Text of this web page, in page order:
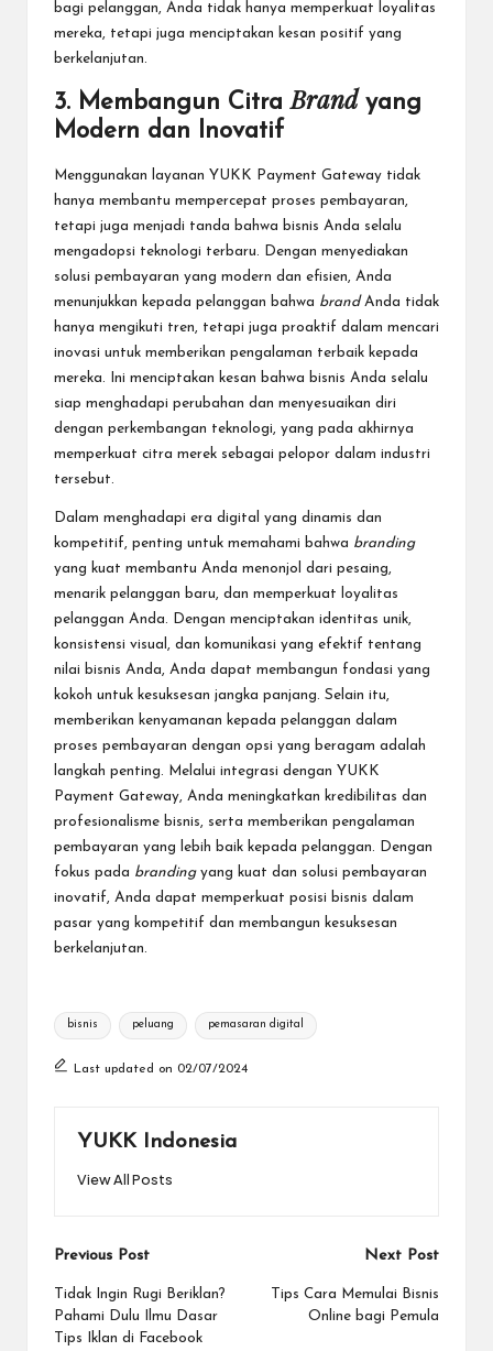
bagi pelanggan, Anda tidak hanya memperkuat loyalitas
mereka, tetapi juga menciptakan kesan positif yang
berkelanjutan.
3. Membangun CitraBrand yang
Modern dan Inovatif
Menggunakan layanan YUKK Payment Gateway tidak
hanya membantu mempercepat proses pembayaran,
tetapi juga menjadi tanda bahwa bisnis Anda selalu
mengadopsi teknologi terbaru. Dengan menyediakan
solusi pembayaran yang modern dan efisien, Anda
menunjukkan kepada pelanggan bahwa brandAnda tidak
hanya mengikuti tren, tetapi juga proaktif dalam mencari
inovasi untuk memberikan pengalaman terbaik kepada
mereka. Ini menciptakan kesan bahwa bisnis Anda selalu
siap menghadapi perubahan dan menyesuaikan diri
dengan perkembangan teknologi, yang pada akhirnya
memperkuat citra merek sebagai pelopor dalam industri
tersebut.
Dalam menghadapi era digital yang dinamis dan
kompetitif, penting untuk memahami bahwa branding
yang kuat membantu Anda menonjol dari pesaing,
menarik pelanggan baru, dan memperkuat loyalitas
pelanggan Anda. Dengan menciptakan identitas unik,
konsistensi visual, dan komunikasi yang efektif tentang
nilai bisnis Anda, Anda dapat membangun fondasi yang
kokoh untuk kesuksesan jangka panjang. Selain itu,
memberikan kenyamanan kepada pelanggan dalam
proses pembayaran dengan opsi yang beragam adalah
langkah penting. Melalui integrasi dengan YUKK
Payment Gateway, Anda meningkatkan kredibilitas dan
profesionalisme bisnis, serta memberikan pengalaman
pembayaran yang lebih baik kepada pelanggan. Dengan
fokus pada brandingyang kuat dan solusi pembayaran
inovatif, Anda dapat memperkuat posisi bisnis dalam
pasar yang kompetitif dan membangun kesuksesan
berkelanjutan.
Tags:
bisnis peluang pemasaran digital
Last updated on 02/07/2024
YUKK Indonesia
View All Posts
Post
navigation
Previous Post
Tidak Ingin Rugi Beriklan?
Pahami Dulu Ilmu Dasar
Tips Iklan di Facebook
Next Post
Tips Cara Memulai Bisnis
Online bagi Pemula